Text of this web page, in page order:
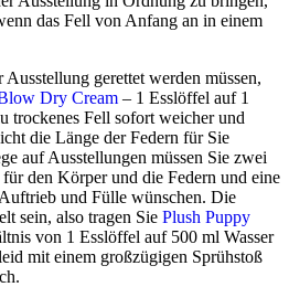
das Fell von Anfang an in einem
gerettet werden müssen,
Dry Cream – 1 Esslöffel auf 1
trockenes Fell sofort weicher und
die Länge der Federn für Sie
auf Ausstellungen müssen Sie zwei
den Körper und die Federn und eine
und Fülle wünschen. Die
sein, also tragen Sie Plush Puppy
von 1 Esslöffel auf 500 ml Wasser
mit einem großzügigen Sprühstoß